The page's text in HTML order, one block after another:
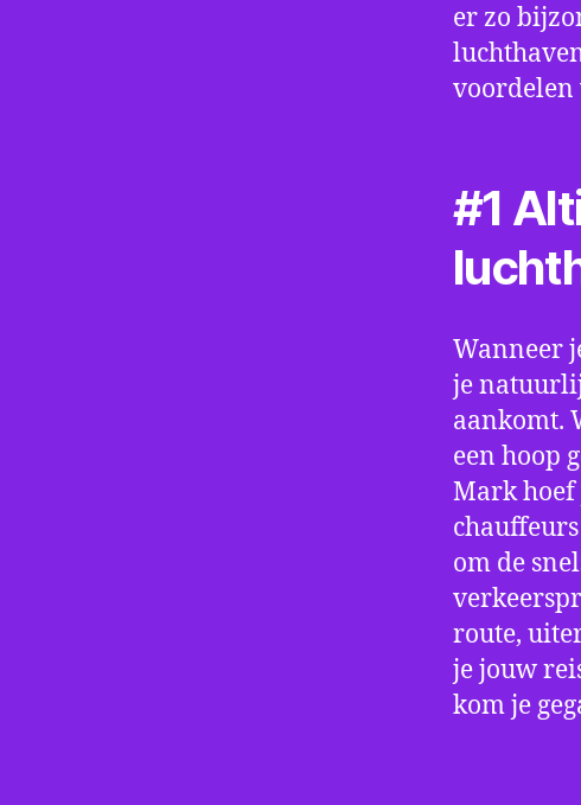
er zo
voordelen
#1
Wanneer
je
aankomt.
een hoop
Mark hoef
om de
route,
je jouw
kom je